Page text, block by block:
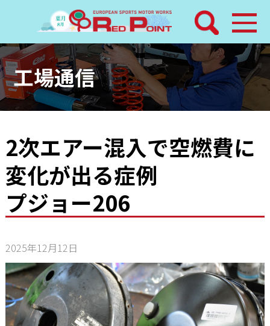
検索
ホーム
トピックス
レッドポイントパーツ
その他サービス
工場通信
お問い合わせ
工場通信
2次エアー混入で空燃費に
変化が出る症例
プジョー206
2025年12月12日